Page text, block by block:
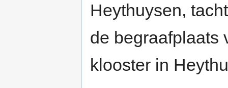
Heythuysen,
de begraafplaats
klooster in